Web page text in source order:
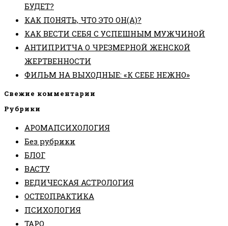
БУДЕТ?
КАК ПОНЯТЬ, ЧТО ЭТО ОН(А)?
КАК ВЕСТИ СЕБЯ С УСПЕШНЫМ МУЖЧИНОЙ
АНТИПРИТЧА О ЧРЕЗМЕРНОЙ ЖЕНСКОЙ
ЖЕРТВЕННОСТИ
ФИЛЬМ НА ВЫХОДНЫЕ: «К СЕБЕ НЕЖНО»
Свежие комментарии
Рубрики
АРОМАПСИХОЛОГИЯ
Без рубрики
БЛОГ
ВАСТУ
ВЕДИЧЕСКАЯ АСТРОЛОГИЯ
ОСТЕОПРАКТИКА
ПСИХОЛОГИЯ
ТАРО